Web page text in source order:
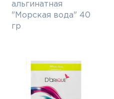
альгинатная
"Морская вода" 40
гр